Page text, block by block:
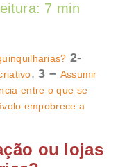
7 min
2-
.3 – Assumir
entre o que se
empobrece a
ou lojas